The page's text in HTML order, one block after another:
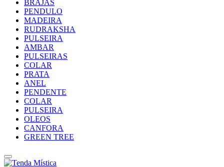
BRAJAS
PENDULO
MADEIRA
RUDRAKSHA
PULSEIRA
AMBAR
PULSEIRAS
COLAR
PRATA
ANEL
PENDENTE
COLAR
PULSEIRA
OLEOS
CANFORA
GREEN TREE